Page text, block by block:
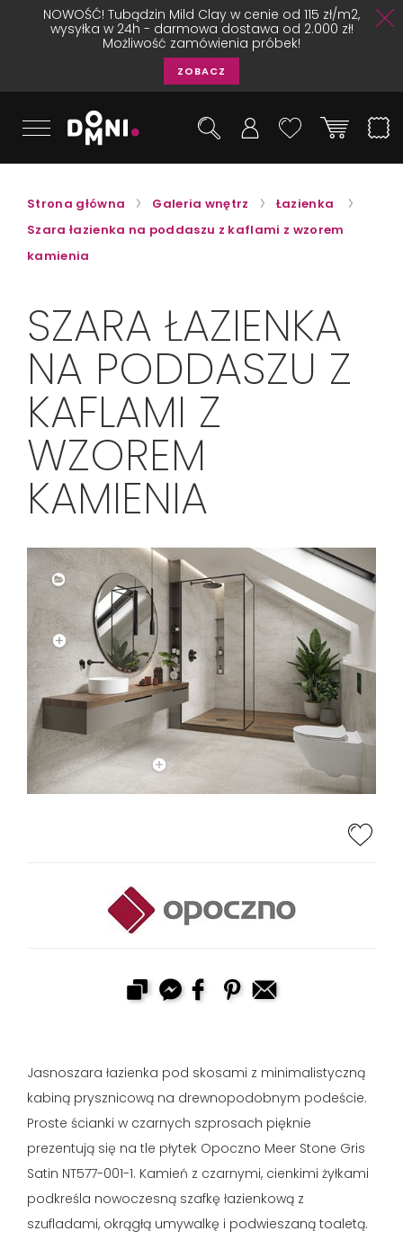
NOWOŚĆ! Tubądzin Mild Clay w cenie od 115 zł/m2,
wysyłka w 24h - darmowa dostawa od 2.000 zł!
Możliwość zamówienia próbek!
ZOBACZ
Strona główna Galeria wnętrz
Łazienka
Szara łazienka na poddaszu z kaflami z wzorem
kamienia
SZARA ŁAZIENKA
NA PODDASZU Z
KAFLAMI Z
WZOREM
KAMIENIA
Jasnoszara łazienka pod skosami z minimalistyczną
kabiną prysznicową na drewnopodobnym podeście.
Proste ścianki w czarnych szprosach pięknie
prezentują się na tle płytek Opoczno Meer Stone Gris
Satin NT577-001-1. Kamień z czarnymi, cienkimi żyłkami
podkreśla nowoczesną szafkę łazienkową z
szufladami, okrągłą umywalkę i podwieszaną toaletą.